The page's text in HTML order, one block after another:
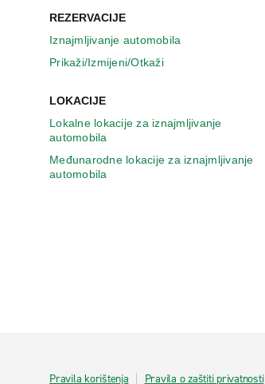
u
o
v
m
p
r
o
z
o
REZERVACIJE
Iznajmljivanje automobila
Prikaži/Izmijeni/Otkaži
LOKACIJE
Lokalne lokacije za iznajmljivanje
automobila
Međunarodne lokacije za iznajmljivanje
automobila
Pravila korištenja Pravila o zaštiti privatnosti